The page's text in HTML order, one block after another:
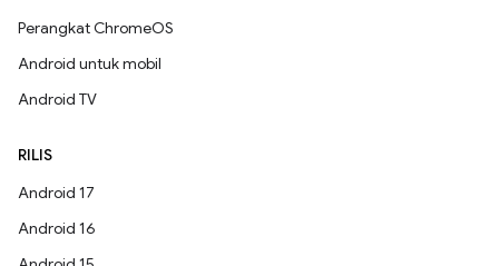
Perangkat ChromeOS
Android untuk mobil
Android TV
RILIS
Android 17
Android 16